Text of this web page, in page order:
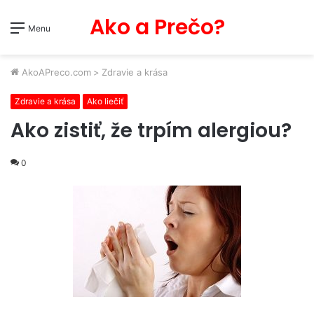
Menu Ako a Prečo?
AkoAPreco.com > Zdravie a krása
Zdravie a krása Ako liečiť
Ako zistiť, že trpím alergiou?
0